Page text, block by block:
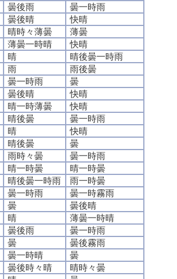
曇後雨
曇一時雨
曇後晴
快晴
晴時々薄曇
薄曇
薄曇一時晴
快晴
晴
晴後曇一時雨
雨
雨後曇
曇一時雨
曇
曇後晴
快晴
晴一時薄曇
快晴
晴後曇
曇一時雨
晴
快晴
晴後曇
曇
雨時々曇
曇一時雨
晴一時曇
晴一時曇
晴後曇一時雨
雨一時曇
曇一時雨
曇一時霧雨
曇
曇後晴
晴
薄曇一時晴
曇後雨
曇一時雨
曇
曇後霧雨
曇一時晴
曇
曇後時々晴
晴時々曇